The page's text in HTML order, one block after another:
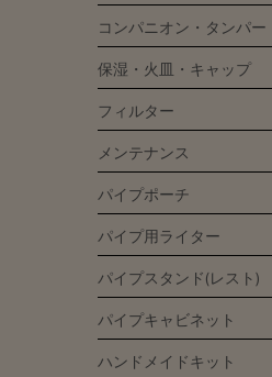
コンパニオン・タンパー
保湿・火皿・キャップ
フィルター
メンテナンス
パイプポーチ
パイプ用ライター
パイプスタンド(レスト)
パイプキャビネット
ハンドメイドキット